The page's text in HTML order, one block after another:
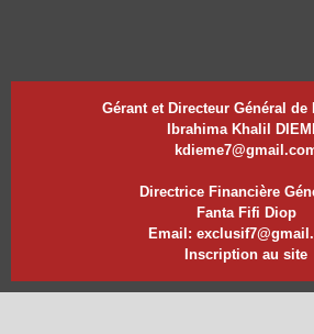
Gérant et Directeur Général
Ibrahima Khalil
Directrice Financière
Fanta Fifi Diop
Email:
Inscription au site